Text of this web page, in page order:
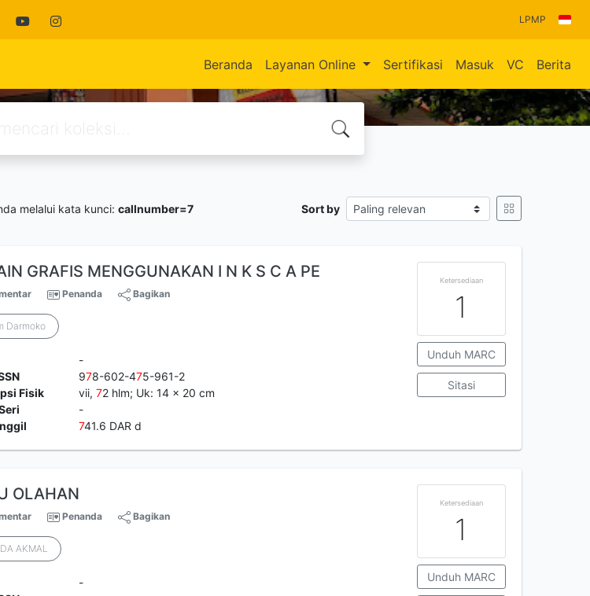
LPMP
Beranda Layanan Online Sertifikasi Masuk VC Berita
melalui kata kunci: callnumber=7 Sort by
GRAFIS MENGGUNAKAN I N K S C A PE
Penanda Bagikan
Darmoko
-
978-602-475-961-2
Fisik
vii, 72 hlm; Uk: 14 x 20 cm
-
741.6 DAR d
Ketersediaan
1
Unduh MARC
Sitasi
OLAHAN
Penanda Bagikan
AKMAL
-
Ketersediaan
1
Unduh MARC